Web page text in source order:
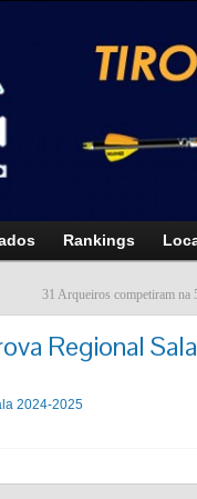
Rankings
31 Arqueiros competiram na
Regional
2024-2025